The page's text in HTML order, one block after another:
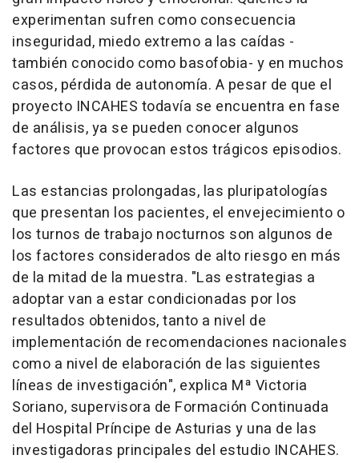
experimentan sufren como consecuencia
inseguridad, miedo extremo a las caídas -
también conocido como basofobia- y en muchos
casos, pérdida de autonomía. A pesar de que el
proyecto INCAHES todavía se encuentra en fase
de análisis, ya se pueden conocer algunos
factores que provocan estos trágicos episodios.
Las estancias prolongadas, las pluripatologías
que presentan los pacientes, el envejecimiento o
los turnos de trabajo nocturnos son algunos de
los factores considerados de alto riesgo en más
de la mitad de la muestra. "Las estrategias a
adoptar van a estar condicionadas por los
resultados obtenidos, tanto a nivel de
implementación de recomendaciones nacionales
como a nivel de elaboración de las siguientes
líneas de investigación", explica Mª Victoria
Soriano, supervisora de Formación Continuada
del Hospital Príncipe de Asturias y una de las
investigadoras principales del estudio INCAHES.